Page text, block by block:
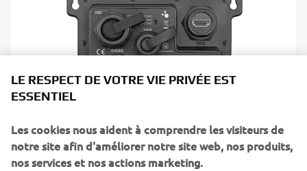
Interface MFD Type-2
Il transmet directement les données de votre moteur à un
LE RESPECT DE VOTRE VIE PRIVÉE EST
ESSENTIEL
Les cookies nous aident à comprendre les visiteurs de
notre site afin d'améliorer notre site web, nos produits,
nos services et nos actions marketing.